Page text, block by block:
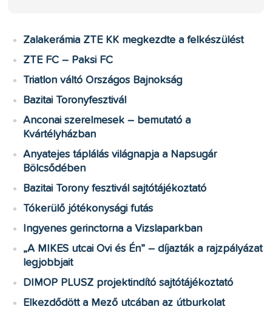
Zalakerámia ZTE KK megkezdte a felkészülést
ZTE FC – Paksi FC
Triatlon váltó Országos Bajnokság
Bazitai Toronyfesztivál
Anconai szerelmesek – bemutató a
Kvártélyházban
Anyatejes táplálás világnapja a Napsugár
Bölcsődében
Bazitai Torony fesztivál sajtótájékoztató
Tókerülő jótékonysági futás
Ingyenes gerinctorna a Vizslaparkban
„A MIKES utcai Ovi és Én” – díjazták a rajzpályázat
legjobbjait
DIMOP PLUSZ projektindító sajtótájékoztató
Elkezdődött a Mező utcában az útburkolat